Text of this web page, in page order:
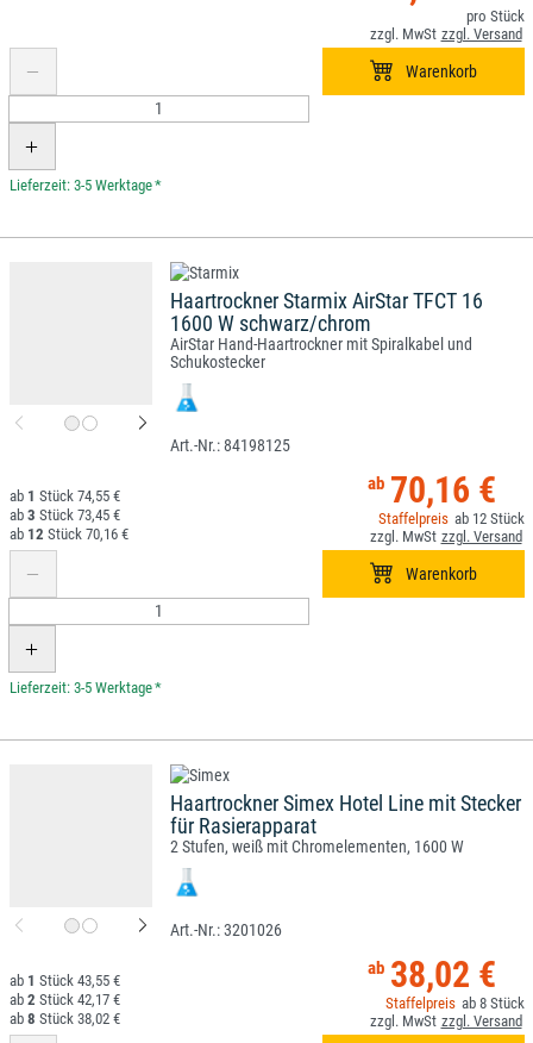
*
Haartrockner Starmix AirStar TFCT 16
1600 W schwarz/chrom
AirStar Hand-Haartrockner mit Spiralkabel und
Schukostecker
84198125
70,16 €
12
1
74,55 €
3
73,45 €
12
70,16 €
*
Haartrockner Simex Hotel Line mit Stecker
für Rasierapparat
2 Stufen, weiß mit Chromelementen, 1600 W
3201026
38,02 €
8
1
43,55 €
2
42,17 €
8
38,02 €